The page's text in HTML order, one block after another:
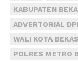
KABUPATEN
ADVERTORIAL
WALI KOTA
POLRES METRO